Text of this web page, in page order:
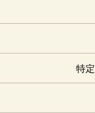
特